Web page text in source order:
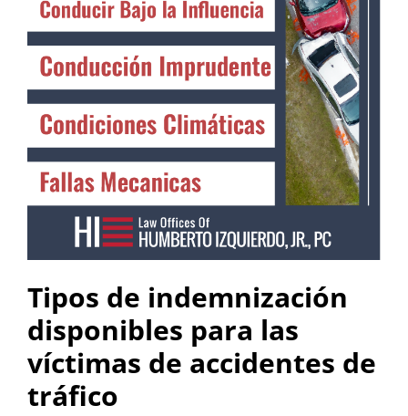
Tipos de indemnización
disponibles para las
víctimas de accidentes de
tráfico